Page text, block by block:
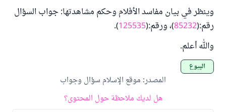
وينظر في بيان مفاسد الأفلام وحكم مشاهدتها: جواب السؤال
رقم:(85232)، ورقم:(125535
).
والله أعلم.
البيوع
المصدر: موقع الإسلام سؤال وجواب
هل لديك ملاحظة حول المحتوى؟